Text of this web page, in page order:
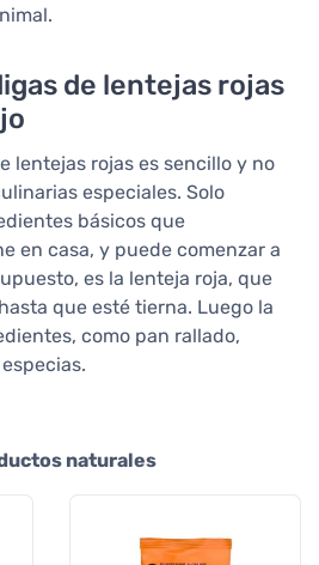
de lentejas rojas
lentejas rojas es sencillo y no
especiales. Solo
básicos que
en casa, y puede comenzar a
es la lenteja roja, que
que esté tierna. Luego la
como pan rallado,
naturales